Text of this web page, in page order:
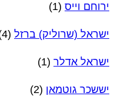
ירוחם וייס (1)
ישראל (שרוליק) ברזל (4)
ישראל אדלר (1)
יששכר גוטמאן (2)